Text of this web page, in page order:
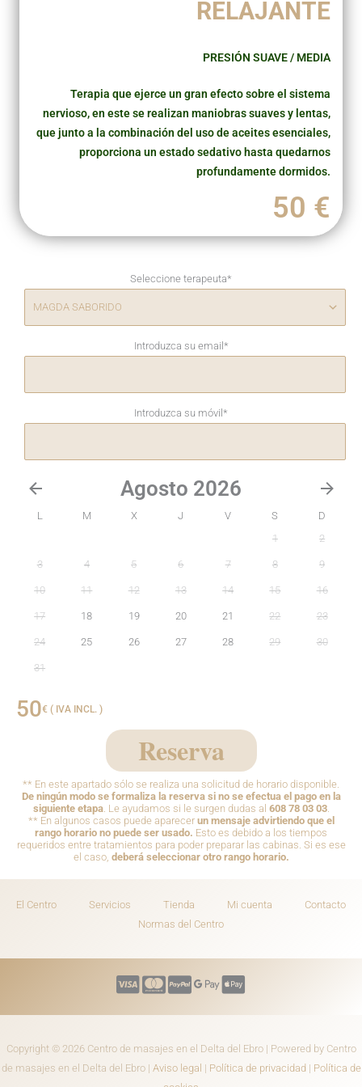
RELAJANTE
PRESIÓN SUAVE / MEDIA
Terapia que ejerce un gran efecto sobre el sistema
nervioso, en este se realizan maniobras suaves y lentas,
que junto a la combinación del uso de aceites esenciales,
proporciona un estado sedativo hasta quedarnos
profundamente dormidos.
50 €
Seleccione terapeuta*
Introduzca su email *
Introduzca su móvil *
Agosto 2026
L M X J V S
D
1
2
3 4 5 6 7 8 9
10 11 12 13 14 15 16
17 18 19 20 21 22 23
24 25 26 27 28 29 30
31
50€ ( IVA INCL. )
Reserva
** En este apartado sólo se realiza una solicitud de horario disponible.
De ningún modo se formaliza la reserva si no se efectua el pago en la
siguiente etapa. Le ayudamos si le surgen dudas al 608 78 03 03.
** En algunos casos puede aparecer un mensaje advirtiendo que el
rango horario no puede ser usado. Esto es debido a los tiempos
requeridos entre tratamientos para poder preparar las cabinas. Si es ese
el caso, deberá seleccionar otro rango horario.
El Centro Servicios Tienda Mi cuenta
Contacto
Normas del Centro
Copyright © 2026 Centro de masajes en el Delta del Ebro | Powered by Centro
de masajes en el Delta del Ebro | Aviso legal | Política de privacidad | Política de